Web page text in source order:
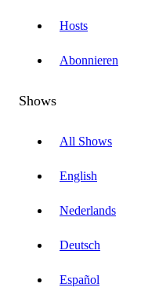
Hosts
Abonnieren
Shows
All Shows
English
Nederlands
Deutsch
Español